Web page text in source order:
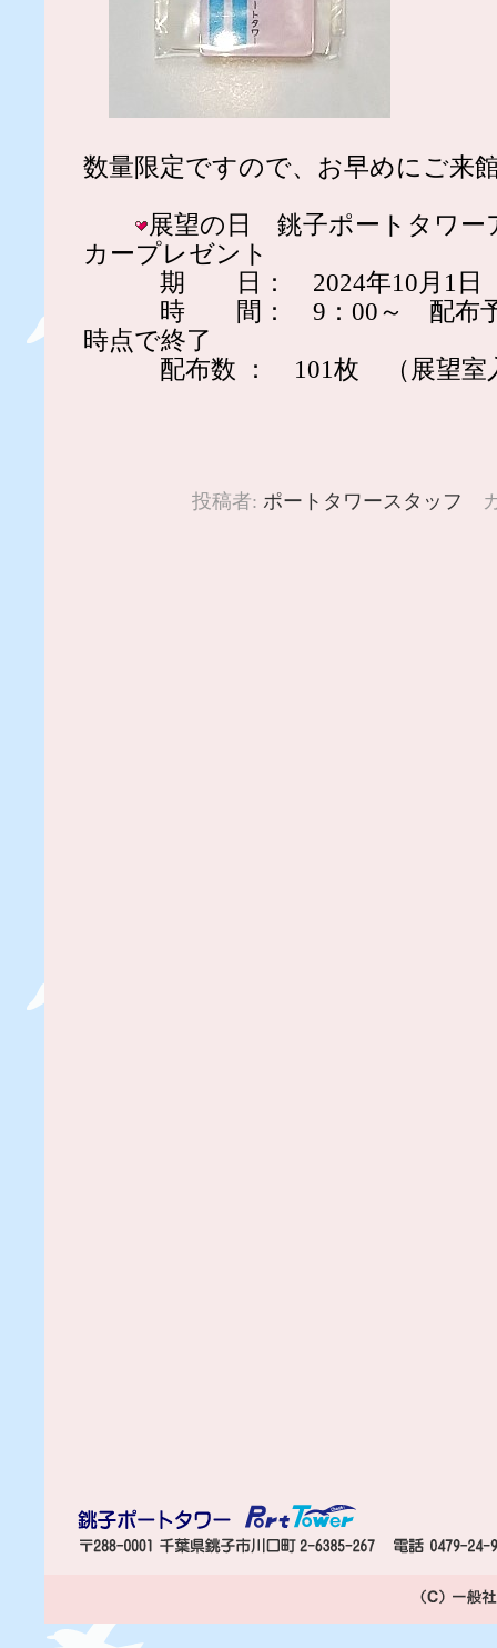
数量限定ですので、お早めにご来
展望の日 銚子ポートタワー
カープレゼント
期 日： 2024年10月1日
時 間： 9：00～ 配布予定
時点で終了
配布数 ： 101枚 （展望室入
投稿者: ポートタワースタッフ